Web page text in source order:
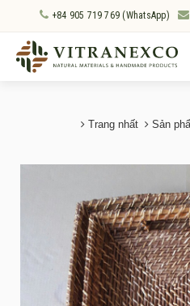
+84 905 719 769 (WhatsApp)
Trang nhất Sản